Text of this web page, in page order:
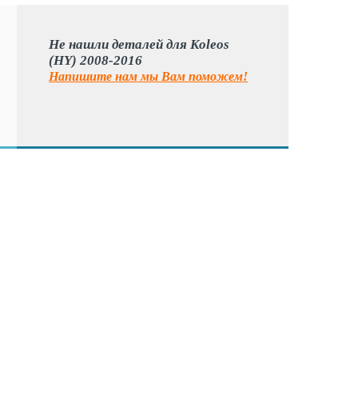
Не нашли деталей для Koleos
(HY) 2008-2016
Напишите нам мы Вам поможем!